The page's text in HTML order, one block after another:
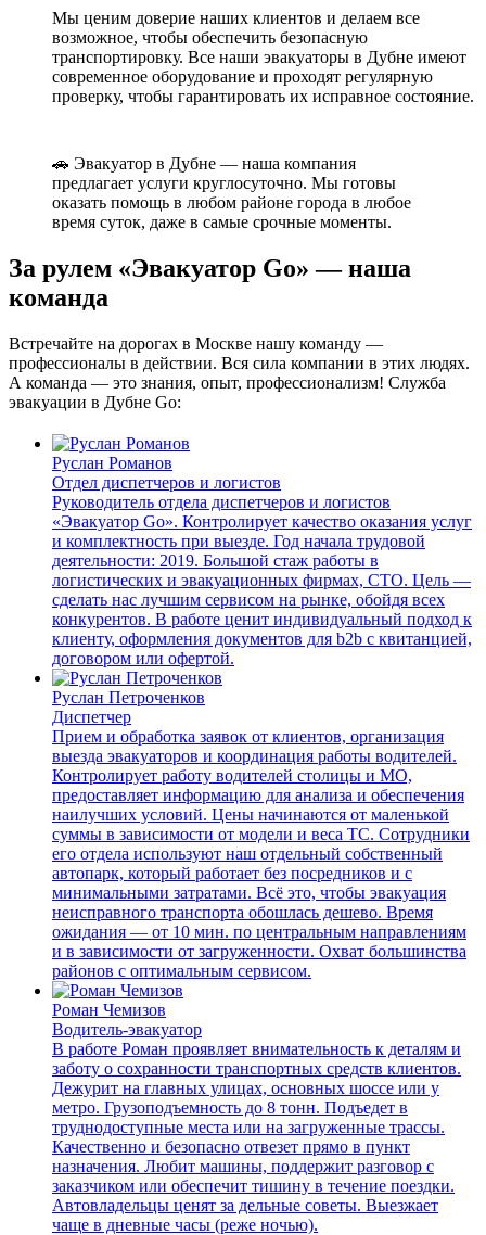
Мы ценим доверие наших клиентов и делаем все
возможное, чтобы обеспечить безопасную
транспортировку. Все наши эвакуаторы в Дубне имеют
современное оборудование и проходят регулярную
проверку, чтобы гарантировать их исправное состояние.
🚗 Эвакуатор в Дубне — наша компания
предлагает услуги круглосуточно. Мы готовы
оказать помощь в любом районе города в любое
время суток, даже в самые срочные моменты.
За рулем «Эвакуатор Go» — наша
команда
Встречайте на дорогах в Москве нашу команду —
профессионалы в действии. Вся сила компании в этих людях.
А команда — это знания, опыт, профессионализм! Служба
эвакуации в Дубне Go:
Руслан Романов
Отдел диспетчеров и логистов
Руководитель отдела диспетчеров и логистов
«Эвакуатор Go». Контролирует качество оказания услуг
и комплектность при выезде. Год начала трудовой
деятельности: 2019. Большой стаж работы в
логистических и эвакуационных фирмах, СТО. Цель —
сделать нас лучшим сервисом на рынке, обойдя всех
конкурентов. В работе ценит индивидуальный подход к
клиенту, оформления документов для b2b с квитанцией,
договором или офертой.
Руслан Петроченков
Диспетчер
Прием и обработка заявок от клиентов, организация
выезда эвакуаторов и координация работы водителей.
Контролирует работу водителей столицы и МО,
предоставляет информацию для анализа и обеспечения
наилучших условий. Цены начинаются от маленькой
суммы в зависимости от модели и веса ТС. Сотрудники
его отдела используют наш отдельный собственный
автопарк, который работает без посредников и с
минимальными затратами. Всё это, чтобы эвакуация
неисправного транспорта обошлась дешево. Время
ожидания — от 10 мин. по центральным направлениям
и в зависимости от загруженности. Охват большинства
районов с оптимальным сервисом.
Роман Чемизов
Водитель-эвакуатор
В работе Роман проявляет внимательность к деталям и
заботу о сохранности транспортных средств клиентов.
Дежурит на главных улицах, основных шоссе или у
метро. Грузоподъемность до 8 тонн. Подъедет в
труднодоступные места или на загруженные трассы.
Качественно и безопасно отвезет прямо в пункт
назначения. Любит машины, поддержит разговор с
заказчиком или обеспечит тишину в течение поездки.
Автовладельцы ценят за дельные советы. Выезжает
чаще в дневные часы (реже ночью).